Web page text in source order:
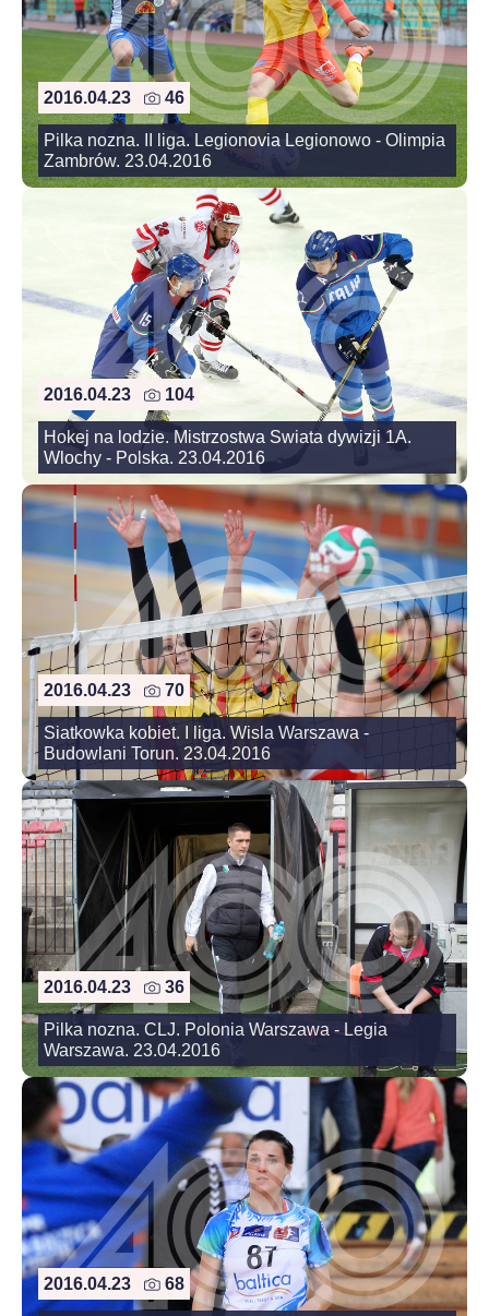
2016.04.23 46
Pilka nozna. II liga. Legionovia Legionowo - Olimpia
Zambrów. 23.04.2016
2016.04.23 104
Hokej na lodzie. Mistrzostwa Swiata dywizji 1A.
Wlochy - Polska. 23.04.2016
2016.04.23 70
Siatkowka kobiet. I liga. Wisla Warszawa -
Budowlani Torun. 23.04.2016
2016.04.23 36
Pilka nozna. CLJ. Polonia Warszawa - Legia
Warszawa. 23.04.2016
2016.04.23 68